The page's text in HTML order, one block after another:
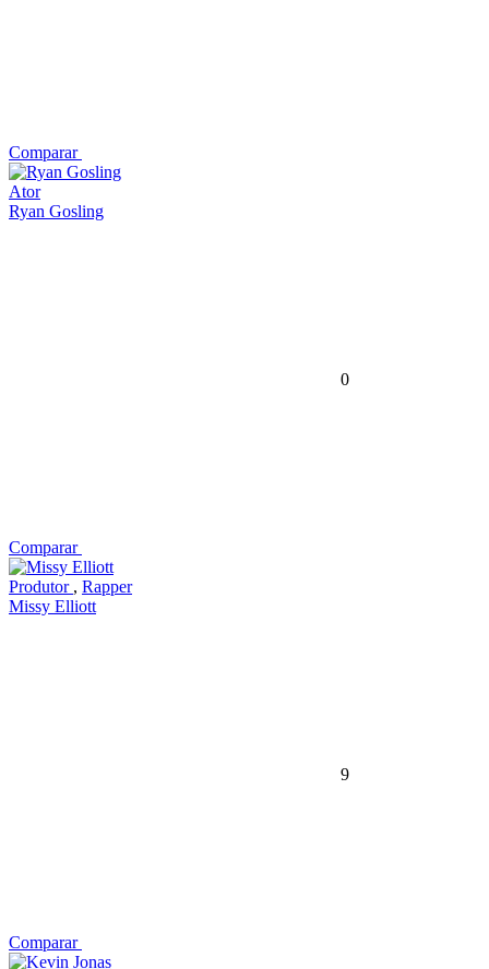
Comparar
Ator
Ryan Gosling
0
Comparar
Produtor , Rapper
Missy Elliott
9
Comparar